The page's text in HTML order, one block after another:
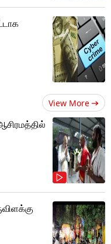
View More